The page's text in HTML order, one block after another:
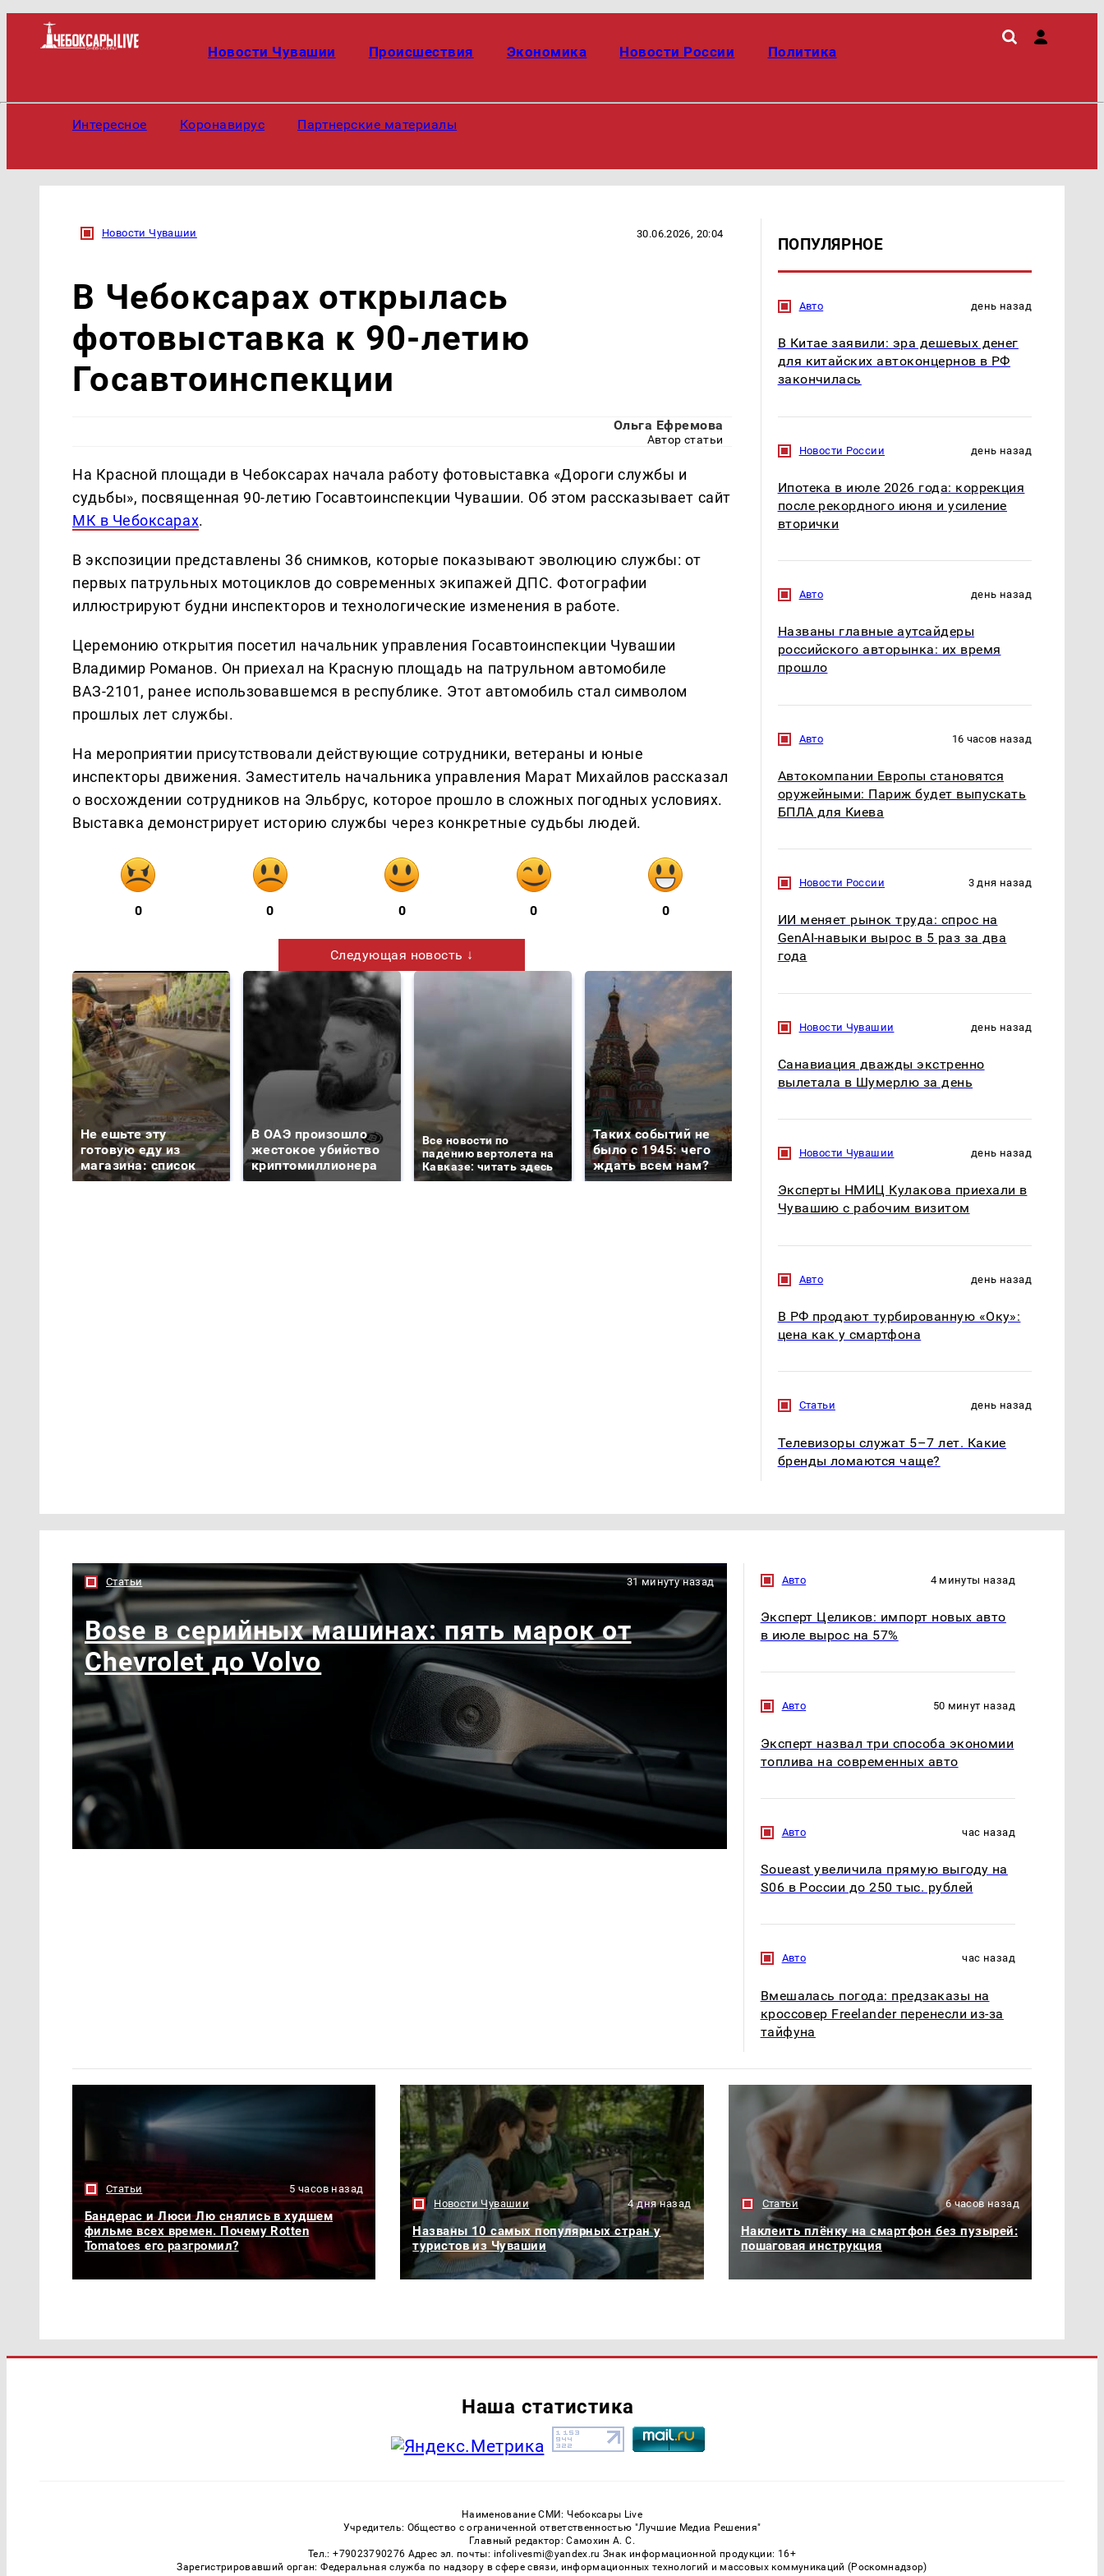
Новости Чувашии Происшествия Экономика Новости России Политика
Интересное Коронавирус Партнерские материалы
Новости Чувашии 30.06.2026, 20:04
В Чебоксарах открылась
фотовыставка к 90-летию
Госавтоинспекции
Ольга Ефремова
Автор статьи
На Красной площади в Чебоксарах начала работу фотовыставка «Дороги службы и
судьбы», посвященная 90-летию Госавтоинспекции Чувашии. Об этом рассказывает сайт
МК в Чебоксарах.
В экспозиции представлены 36 снимков, которые показывают эволюцию службы: от
первых патрульных мотоциклов до современных экипажей ДПС. Фотографии
иллюстрируют будни инспекторов и технологические изменения в работе.
Церемонию открытия посетил начальник управления Госавтоинспекции Чувашии
Владимир Романов. Он приехал на Красную площадь на патрульном автомобиле
ВАЗ-2101, ранее использовавшемся в республике. Этот автомобиль стал символом
прошлых лет службы.
На мероприятии присутствовали действующие сотрудники, ветераны и юные
инспекторы движения. Заместитель начальника управления Марат Михайлов рассказал
о восхождении сотрудников на Эльбрус, которое прошло в сложных погодных условиях.
Выставка демонстрирует историю службы через конкретные судьбы людей.
0 0 0 0 0
Следующая новость ↓
Не ешьте эту
готовую еду из
магазина: список
В ОАЭ произошло
жестокое убийство
криптомиллионера
Все новости по
падению вертолета на
Кавказе: читать здесь
Таких событий не
было с 1945: чего
ждать всем нам?
ажиотаж из-за этого
СМИ: В Химках на
машину напали и
ПОПУЛЯРНОЕ
Авто день назад
В Китае заявили: эра дешевых денег
для китайских автоконцернов в РФ
закончилась
Новости России день назад
Ипотека в июле 2026 года: коррекция
после рекордного июня и усиление
вторички
Авто день назад
Названы главные аутсайдеры
российского авторынка: их время
прошло
Авто 16 часов назад
Автокомпании Европы становятся
оружейными: Париж будет выпускать
БПЛА для Киева
Новости России 3 дня назад
ИИ меняет рынок труда: спрос на
GenAI-навыки вырос в 5 раз за два
года
Новости Чувашии день назад
Санавиация дважды экстренно
вылетала в Шумерлю за день
Новости Чувашии день назад
Эксперты НМИЦ Кулакова приехали в
Чувашию с рабочим визитом
Авто день назад
В РФ продают турбированную «Оку»:
цена как у смартфона
Статьи день назад
Телевизоры служат 5–7 лет. Какие
бренды ломаются чаще?
Статьи 31 минуту назад
Bose в серийных машинах: пять марок от
Chevrolet до Volvo
Авто 4 минуты назад
Эксперт Целиков: импорт новых авто
в июле вырос на 57%
Авто 50 минут назад
Эксперт назвал три способа экономии
топлива на современных авто
Авто час назад
Soueast увеличила прямую выгоду на
S06 в России до 250 тыс. рублей
Авто час назад
Вмешалась погода: предзаказы на
кроссовер Freelander перенесли из-за
тайфуна
Статьи 5 часов назад
Бандерас и Люси Лю снялись в худшем
фильме всех времен. Почему Rotten
Tomatoes его разгромил?
Новости Чувашии 4 дня назад
Названы 10 самых популярных стран у
туристов из Чувашии
Статьи 6 часов назад
Наклеить плёнку на смартфон без пузырей:
пошаговая инструкция
Наша статистика
Наименование СМИ: Чебоксары Live
Учредитель: Общество с ограниченной ответственностью "Лучшие Медиа Решения"
Главный редактор: Самохин А. С.
Тел.: +79023790276 Адрес эл. почты: infolivesmi@yandex.ru Знак информационной продукции: 16+
Зарегистрировавший орган: Федеральная служба по надзору в сфере связи, информационных технологий и массовых коммуникаций (Роскомнадзор)